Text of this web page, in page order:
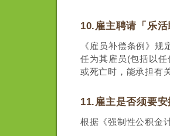
10.雇主聘请「乐
《雇员补偿条例》
任为其雇员(包括以
或死亡时，能承担有
11.雇主是否须要
根据《强制性公积金